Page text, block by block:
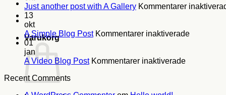
Varukorg
Just another post with A Gallery Kommentarer
13
okt
A Simple Blog Post Kommentarer inaktiveradeför
01
jan
A Video Blog Post Kommentarer inaktiveradeför
Recent Comments